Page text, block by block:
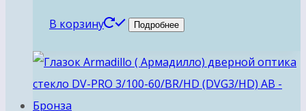
В корзину Подробнее